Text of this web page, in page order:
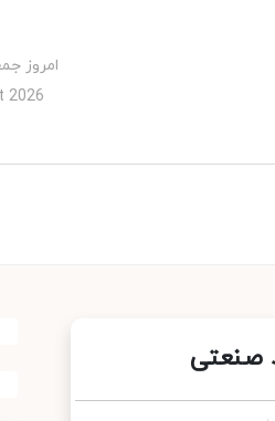
امروز جمعه 16 مرداد
2026
صنعتی